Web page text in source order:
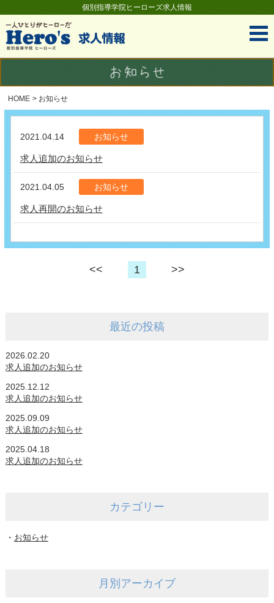
個別指導学院ヒーローズ求人情報
HOME > お知らせ
2021.04.14 お知らせ
求人追加のお知らせ
2021.04.05 お知らせ
求人再開のお知らせ
<< 1 >>
最近の投稿
2026.02.20
求人追加のお知らせ
2025.12.12
求人追加のお知らせ
2025.09.09
求人追加のお知らせ
2025.04.18
求人追加のお知らせ
カテゴリー
・ お知らせ
月別アーカイブ